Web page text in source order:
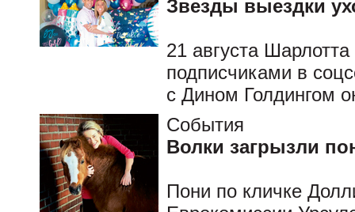
Звезды выездки
21 августа
подписчиками в
с Дином Голдингом
События
Волки загрызли
Пони по кличке